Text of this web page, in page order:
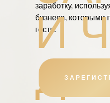
заработку,
бизнеса, которыми
гость.
И